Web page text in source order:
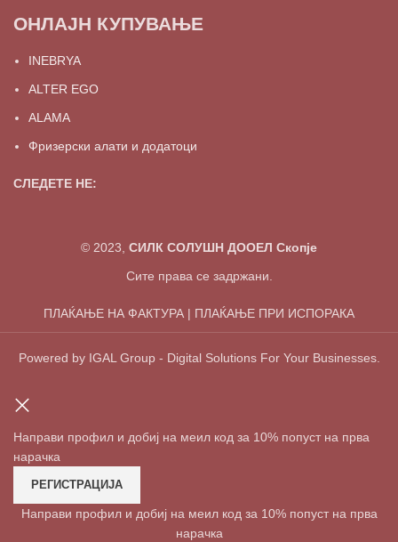
ОНЛАЈН КУПУВАЊЕ
INEBRYA
ALTER EGO
ALAMA
Фризерски алати и додатоци
СЛЕДЕТЕ НЕ:
© 2023, СИЛК СОЛУШН ДООЕЛ Скопје
Сите права се задржани.
ПЛАЌАЊЕ НА ФАКТУРА | ПЛАЌАЊЕ ПРИ ИСПОРАКА
Powered by IGAL Group - Digital Solutions For Your Businesses.
Направи профил и добиј на меил код за 10% попуст на прва
нарачка
РЕГИСТРАЦИЈА
Направи профил и добиј на меил код за 10% попуст на прва
нарачка